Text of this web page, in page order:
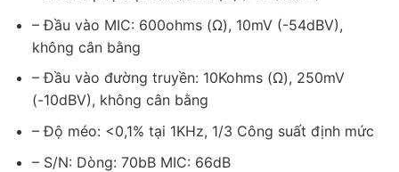
– Đầu vào MIC: 600ohms (Ω), 10mV (-54dBV),
không cân bằng
– Đầu vào đường truyền: 10Kohms (Ω), 250mV
(-10dBV), không cân bằng
– Độ méo: <0,1% tại 1KHz, 1/3 Công suất định mức
– S/N: Dòng: 70bB MIC: 66dB